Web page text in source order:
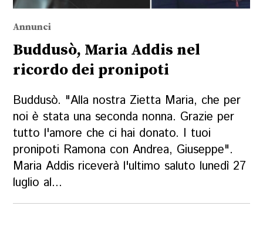
Annunci
Buddusò, Maria Addis nel
ricordo dei pronipoti
Buddusò. "Alla nostra Zietta Maria, che per
noi è stata una seconda nonna. Grazie per
tutto l'amore che ci hai donato. I tuoi
pronipoti Ramona con Andrea, Giuseppe".
Maria Addis riceverà l'ultimo saluto lunedì 27
luglio al...